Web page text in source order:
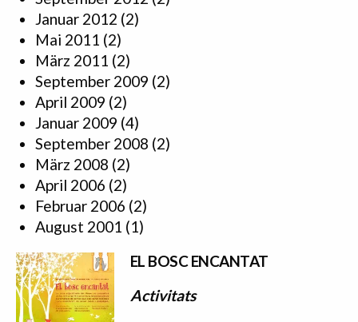
Januar 2012 (2)
Mai 2011 (2)
März 2011 (2)
September 2009 (2)
April 2009 (2)
Januar 2009 (4)
September 2008 (2)
März 2008 (2)
April 2006 (2)
Februar 2006 (2)
August 2001 (1)
EL BOSC ENCANTAT
Activitats